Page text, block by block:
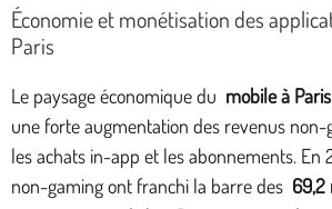
Économie et monétisation des
Paris
Le paysage économique du mobile à Paris
une forte augmentation des revenus
les achats in-app et les abonnements. En
non-gaming ont franchi la barre des 69,2